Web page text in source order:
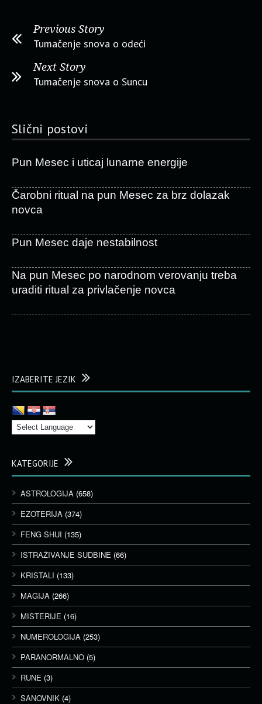
Previous Story
Tumačenje snova o odeći
Next Story
Tumačenje snova o Suncu
Slični postovi
Pun Mesec i uticaj lunarne energije
Čarobni ritual na pun Mesec za brz dolazak
novca
Pun Mesec daje nestabilnost
Na pun Mesec po narodnom verovanju treba
uraditi ritual za privlačenje novca
IZABERITE JEZIK
KATEGORIJE
ASTROLOGIJA (658)
EZOTERIJA (374)
FENG SHUI (135)
ISTRAŽIVANJE SUDBINE (66)
KRISTALI (133)
MAGIJA (266)
MISTERIJE (16)
NUMEROLOGIJA (253)
PARANORMALNO (5)
RUNE (3)
SANOVNIK (4)